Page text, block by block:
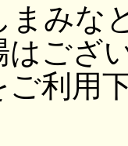
まみな
ござ
ご利用